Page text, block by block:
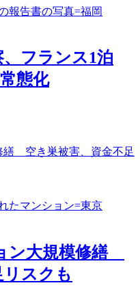
フランス1泊
態化
繕 空き巣被害、資金不足
ン大規模修繕
リスクも